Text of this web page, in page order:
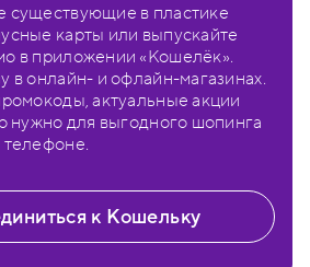
существующие в пластике
карты или выпускайте
в приложении «Кошелёк».
в онлайн- и офлайн-магазинах.
актуальные акции
нужно для выгодного шопинга
к Кошельку